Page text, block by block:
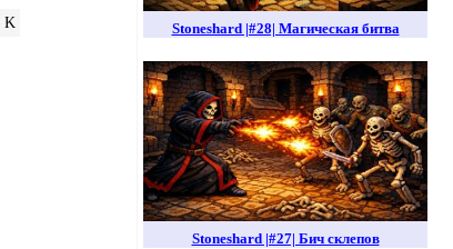
Stoneshard |#28| Магическая битва
Stoneshard |#27| Бич склепов
K